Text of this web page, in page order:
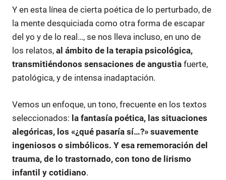
Y en esta línea de cierta poética de lo perturbado, de
la mente desquiciada como otra forma de escapar
del yo y de lo real…, se nos lleva incluso, en uno de
los relatos, al ámbito de la terapia psicológica,
transmitiéndonos sensaciones de angustia fuerte,
patológica, y de intensa inadaptación.
Vemos un enfoque, un tono, frecuente en los textos
seleccionados: la fantasía poética, las situaciones
alegóricas, los «¿qué pasaría sí…?» suavemente
ingeniosos o simbólicos. Y esa rememoración del
trauma, de lo trastornado, con tono de lirismo
infantil y cotidiano.